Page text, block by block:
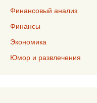
Финансовый анализ
Финансы
Экономика
Юмор и развлечения